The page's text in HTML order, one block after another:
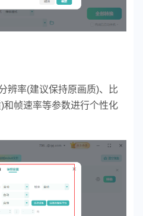
辨率(建议保持原画质)、比
和帧速率等参数进行个性化